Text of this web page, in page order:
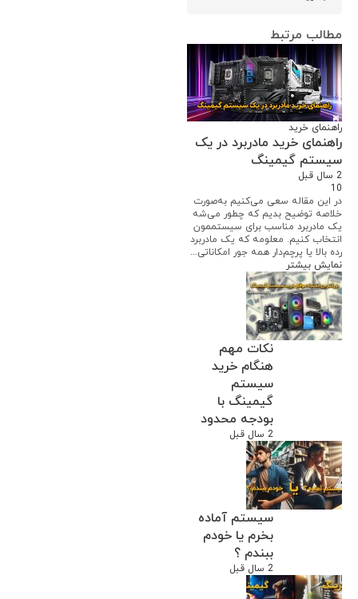
مطالب مرتبط
راهنمای خرید
راهنمای خرید مادربرد در یک
سیستم گیمینگ
2 سال قبل
10
در این مقاله سعی می‌کنیم به‌صورت
خلاصه توضیح بدیم که چطور می‌شه
یک مادربرد مناسب برای سیستممون
انتخاب کنیم. معلومه که یک مادربرد
رده بالا یا پرچم‌دار همه جور امکاناتی...
نمایش بیشتر
نکات مهم
هنگام خرید
سیستم
گیمینگ با
بودجه محدود
2 سال قبل
سیستم آماده
بخرم یا خودم
ببندم ؟
2 سال قبل